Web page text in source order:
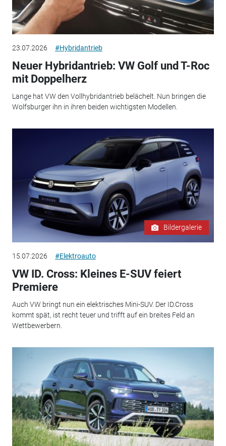
23.07.2026 #Hybridantrieb
Neuer Hybridantrieb: VW Golf und T-Roc
mit Doppelherz
Lange hat VW den Vollhybridantrieb belächelt. Nun bringen die
Wolfsburger ihn in ihren beiden wichtigsten Modellen.
Bildergalerie
15.07.2026 #Elektroauto
VW ID. Cross: Kleines E-SUV feiert
Premiere
Auch VW bringt nun ein elektrisches Mini-SUV. Der ID.Cross
kommt spät, ist recht teuer und trifft auf ein breites Feld an
Wettbewerbern.